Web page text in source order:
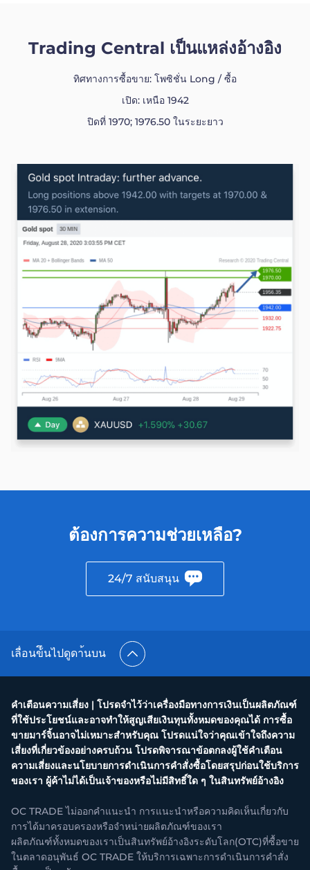
Trading Central เป็นแหล่งอ้างอิง
ทิศทางการซื้อขาย: โพซิชั่น Long / ซื้อ
เปิด: เหนือ 1942
ปิดที่ 1970; 1976.50 ในระยะยาว
ต้องการความช่วยเหลือ?
24/7 สนับสนุน
เลื่อนข้ึนไปดูดา้นบน
คำเตือนความเสี่ยง | โปรดจำไว้ว่าเครื่องมือทางการเงินเป็นผลิตภัณฑ์
ที่ใช้ประโยชน์และอาจทำให้สูญเสียเงินทุนทั้งหมดของคุณได้ การซื้อ
ขายมาร์จิ้นอาจไม่เหมาะสำหรับคุณ โปรดแน่ใจว่าคุณเข้าใจถึงความ
เสี่ยงที่เกี่ยวข้องอย่างครบถ้วน โปรดพิจารณาข้อตกลงผู้ใช้คำเตือน
ความเสี่ยงและนโยบายการดำเนินการคำสั่งซื้อโดยสรุปก่อนใช้บริการ
ของเรา ผู้ค้าไม่ได้เป็นเจ้าของหรือไม่มีสิทธิ์ใด ๆ ในสินทรัพย์อ้างอิง
OC TRADE ไม่ออกคำแนะนำ การแนะนำหรือความคิดเห็นเกี่ยวกับ
การได้มาครอบครองหรือจำหน่ายผลิตภัณฑ์ของเรา
ผลิตภัณฑ์ทั้งหมดของเราเป็นสินทรัพย์อ้างอิงระดับโลก(OTC)ที่ซื้อขาย
ในตลาดอนุพันธ์ OC TRADE ให้บริการเฉพาะการดำเนินการคำสั่ง